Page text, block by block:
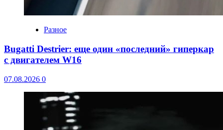
Разное
Bugatti Destrier: еще один «последний» гиперкар
с двигателем W16
07.08.2026 0